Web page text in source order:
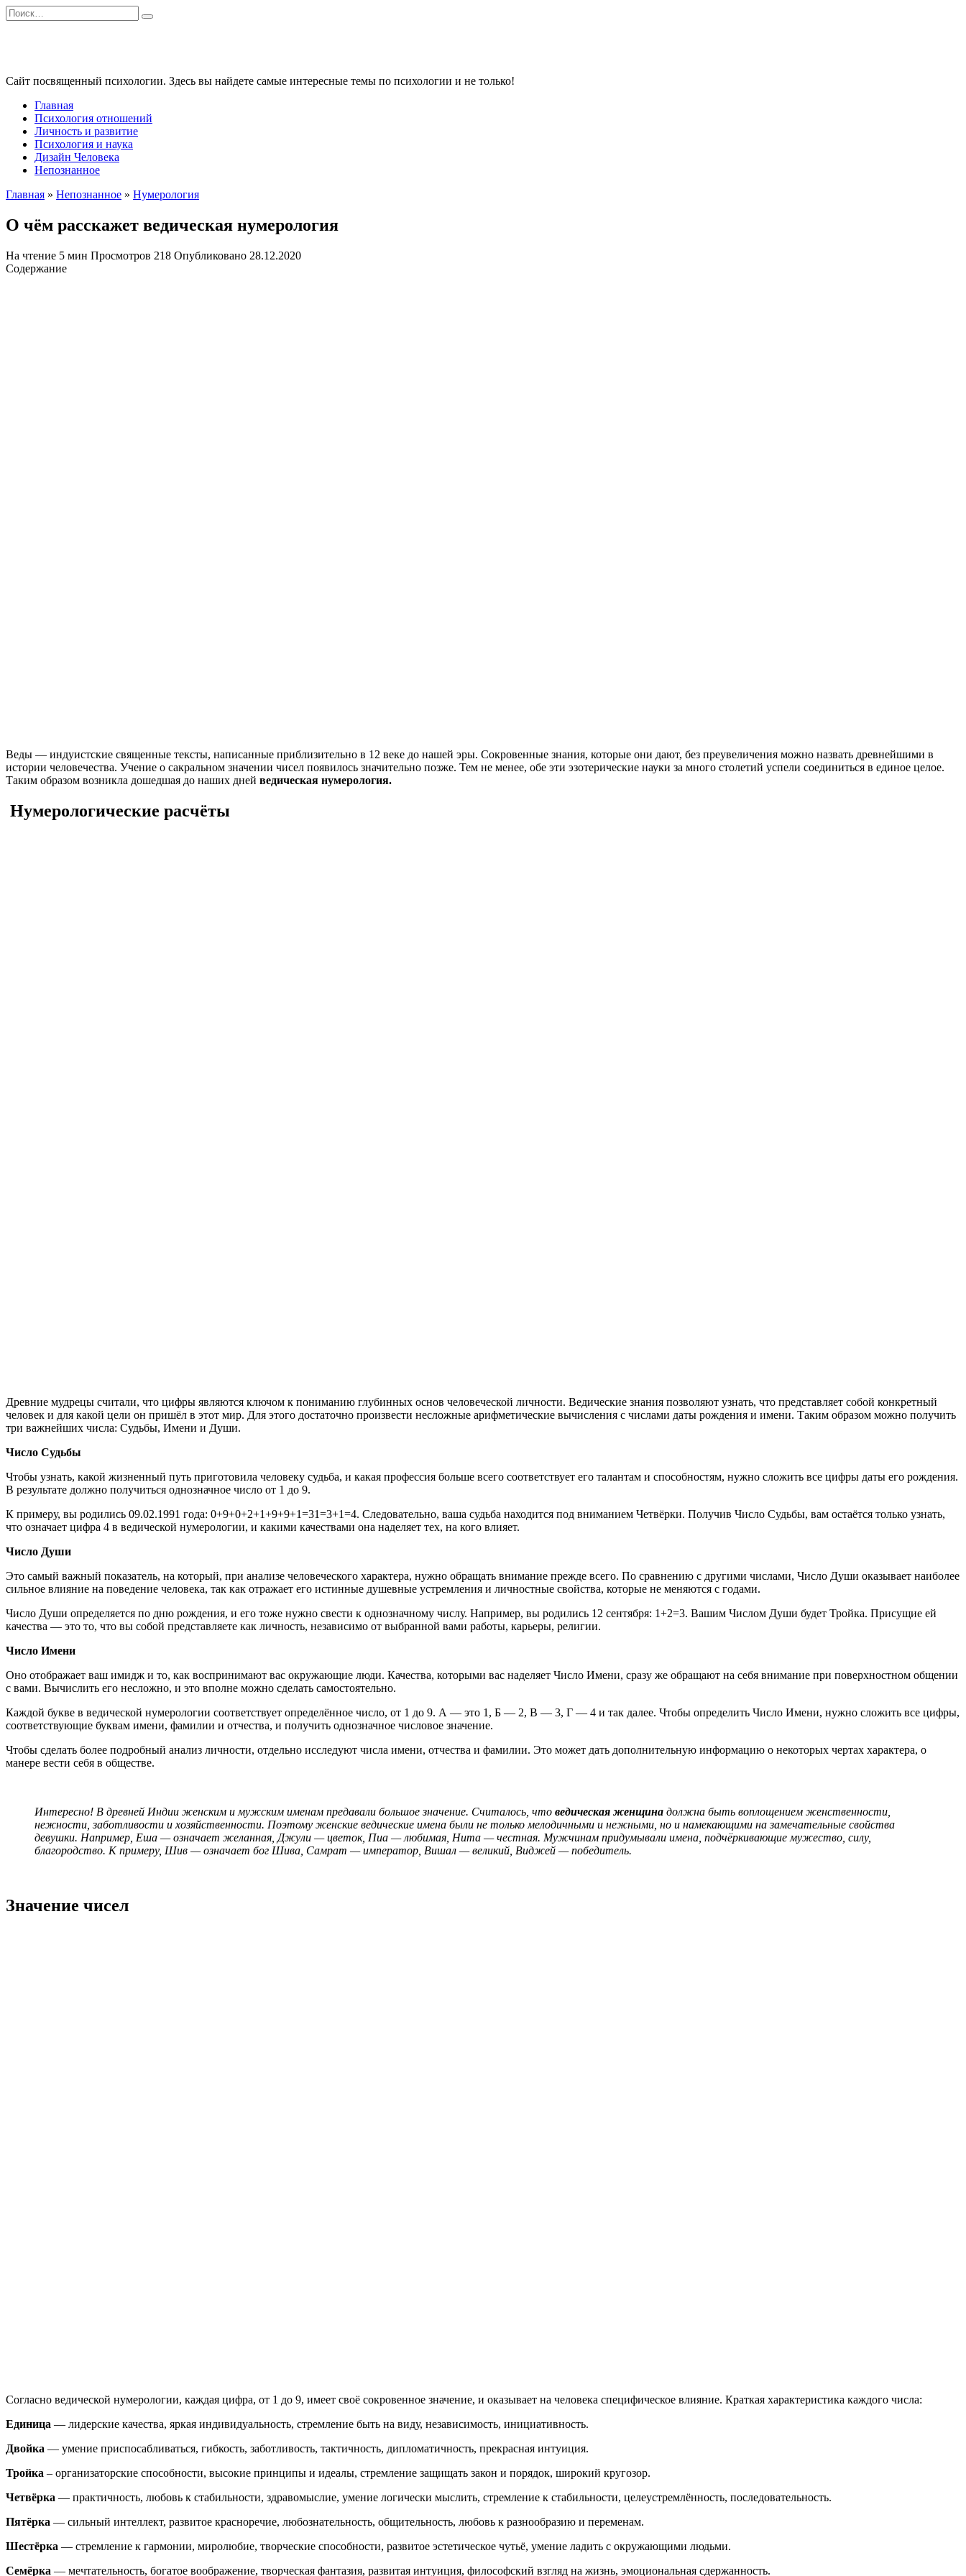
Перейти
к
Search
for:
Сайт посвященный психологии. Здесь вы найдете самые интересные темы по психологии и не только!
Главная
Психология отношений
Личность и развитие
Психология и наука
Дизайн Человека
Непознанное
Главная » Непознанное » Нумерология
О чём расскажет ведическая нумерология
На чтение 5 мин Просмотров 218 Опубликовано 28.12.2020
Содержание
Веды — индуистские священные тексты, написанные приблизительно в 12 веке до нашей эры. Сокровенные знания, которые они дают, без преувеличения можно назвать древнейшими в
истории человечества. Учение о сакральном значении чисел появилось значительно позже. Тем не менее, обе эти эзотерические науки за много столетий успели соединиться в единое целое.
Таким образом возникла дошедшая до наших дней ведическая нумерология.
Нумерологические расчёты
Древние мудрецы считали, что цифры являются ключом к пониманию глубинных основ человеческой личности. Ведические знания позволяют узнать, что представляет собой конкретный
человек и для какой цели он пришёл в этот мир. Для этого достаточно произвести несложные арифметические вычисления с числами даты рождения и имени. Таким образом можно получить
три важнейших числа: Судьбы, Имени и Души.
Число Судьбы
Чтобы узнать, какой жизненный путь приготовила человеку судьба, и какая профессия больше всего соответствует его талантам и способностям, нужно сложить все цифры даты его рождения.
В результате должно получиться однозначное число от 1 до 9.
К примеру, вы родились 09.02.1991 года: 0+9+0+2+1+9+9+1=31=3+1=4. Следовательно, ваша судьба находится под вниманием Четвёрки. Получив Число Судьбы, вам остаётся только узнать,
что означает цифра 4 в ведической нумерологии, и какими качествами она наделяет тех, на кого влияет.
Число Души
Это самый важный показатель, на который, при анализе человеческого характера, нужно обращать внимание прежде всего. По сравнению с другими числами, Число Души оказывает наиболее
сильное влияние на поведение человека, так как отражает его истинные душевные устремления и личностные свойства, которые не меняются с годами.
Число Души определяется по дню рождения, и его тоже нужно свести к однозначному числу. Например, вы родились 12 сентября: 1+2=3. Вашим Числом Души будет Тройка. Присущие ей
качества — это то, что вы собой представляете как личность, независимо от выбранной вами работы, карьеры, религии.
Число Имени
Оно отображает ваш имидж и то, как воспринимают вас окружающие люди. Качества, которыми вас наделяет Число Имени, сразу же обращают на себя внимание при поверхностном общении
с вами. Вычислить его несложно, и это вполне можно сделать самостоятельно.
Каждой букве в ведической нумерологии соответствует определённое число, от 1 до 9. А — это 1, Б — 2, В — 3, Г — 4 и так далее. Чтобы определить Число Имени, нужно сложить все цифры,
соответствующие буквам имени, фамилии и отчества, и получить однозначное числовое значение.
Чтобы сделать более подробный анализ личности, отдельно исследуют числа имени, отчества и фамилии. Это может дать дополнительную информацию о некоторых чертах характера, о
манере вести себя в обществе.
Интересно! В древней Индии женским и мужским именам предавали большое значение. Считалось, что ведическая женщина должна быть воплощением женственности,
нежности, заботливости и хозяйственности. Поэтому женские ведические имена были не только мелодичными и нежными, но и намекающими на замечательные свойства
девушки. Например, Еша — означает желанная, Джули — цветок, Пиа — любимая, Нита — честная. Мужчинам придумывали имена, подчёркивающие мужество, силу,
благородство. К примеру, Шив — означает бог Шива, Самрат — император, Вишал — великий, Виджей — победитель.
Значение чисел
Согласно ведической нумерологии, каждая цифра, от 1 до 9, имеет своё сокровенное значение, и оказывает на человека специфическое влияние. Краткая характеристика каждого числа:
Единица — лидерские качества, яркая индивидуальность, стремление быть на виду, независимость, инициативность.
Двойка — умение приспосабливаться, гибкость, заботливость, тактичность, дипломатичность, прекрасная интуиция.
Тройка – организаторские способности, высокие принципы и идеалы, стремление защищать закон и порядок, широкий кругозор.
Четвёрка — практичность, любовь к стабильности, здравомыслие, умение логически мыслить, стремление к стабильности, целеустремлённость, последовательность.
Пятёрка — сильный интеллект, развитое красноречие, любознательность, общительность, любовь к разнообразию и переменам.
Шестёрка — стремление к гармонии, миролюбие, творческие способности, развитое эстетическое чутьё, умение ладить с окружающими людьми.
Семёрка — мечтательность, богатое воображение, творческая фантазия, развитая интуиция, философский взгляд на жизнь, эмоциональная сдержанность.